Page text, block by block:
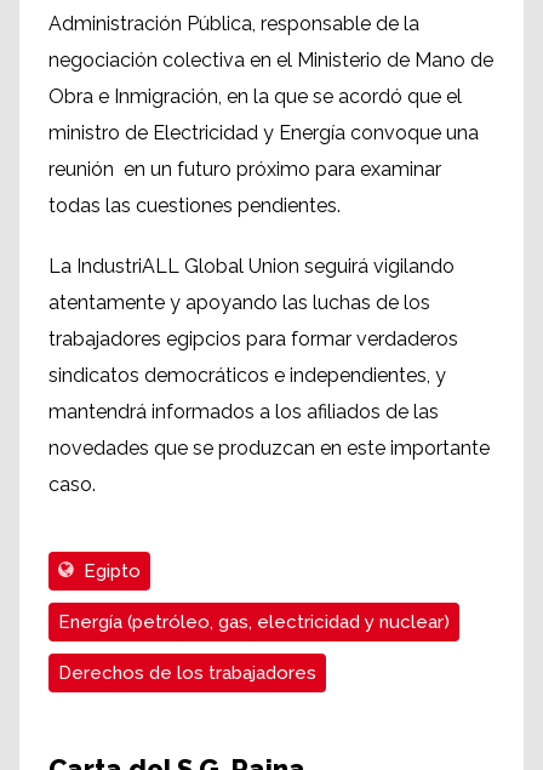
Administración Pública, responsable de la
negociación colectiva en el Ministerio de Mano de
Obra e Inmigración, en la que se acordó que el
ministro de Electricidad y Energía convoque una
reunión en un futuro próximo para examinar
todas las cuestiones pendientes.
La IndustriALL Global Union seguirá vigilando
atentamente y apoyando las luchas de los
trabajadores egipcios para formar verdaderos
sindicatos democráticos e independientes, y
mantendrá informados a los afiliados de las
novedades que se produzcan en este importante
caso.
Egipto
Energía (petróleo, gas, electricidad y nuclear)
Derechos de los trabajadores